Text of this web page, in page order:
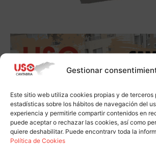
Gestionar
Este sitio web utiliza cookies propias y de terceros
estadísticas sobre los hábitos de navegación del
experiencia y permitirle compartir contenidos en
puede aceptar o rechazar las cookies, así como
quiere deshabilitar. Puede encontrarv toda la
Política de Cookies